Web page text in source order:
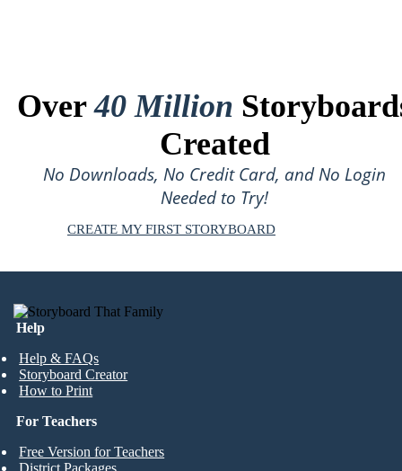
Over40 Million
Created
No Downloads, No Credit Card, and No Login
Needed to Try!
CREATE MY FIRST STORYBOARD
Help
Help & FAQs
Storyboard Creator
How to Print
For Teachers
Free Version for Teachers
District Packages